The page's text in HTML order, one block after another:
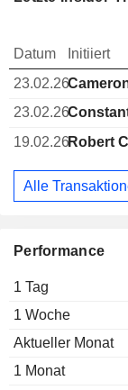
Performance
1 Tag
1 Woche
Aktueller Monat
1 Monat
Datum Initiiert
23.02.26
23.02.26
19.02.26Robert
Alle